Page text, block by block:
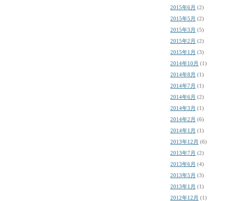
2015年6月 (2)
2015年5月 (2)
2015年3月 (5)
2015年2月 (2)
2015年1月 (3)
2014年10月 (1)
2014年8月 (1)
2014年7月 (1)
2014年6月 (2)
2014年3月 (1)
2014年2月 (6)
2014年1月 (1)
2013年12月 (6)
2013年7月 (2)
2013年6月 (4)
2013年5月 (3)
2013年1月 (1)
2012年12月 (1)